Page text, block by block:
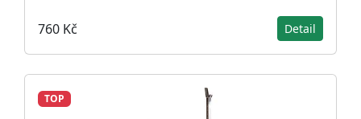
760 Kč Detail
TOP